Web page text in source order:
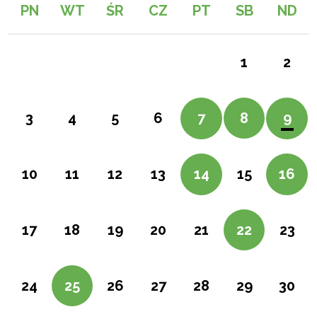
PN WT ŚR CZ PT SB ND
1 2
3 4 5 6 7 8 9
10 11 12 13 14 15 16
17 18 19 20 21 22 23
24 25 26 27 28 29 30